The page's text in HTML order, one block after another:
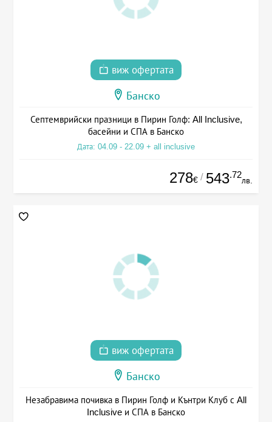
виж офертата
Банско
Септемврийски празници в Пирин Голф: All Inclusive,
басейни и СПА в Банско
Дата: 04.09 - 22.09 + all inclusive
278€ / 543.72
лв.
виж офертата
Банско
Незабравима почивка в Пирин Голф и Кънтри Клуб с All
Inclusive и СПА в Банско